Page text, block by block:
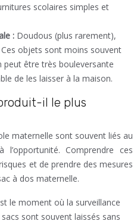
scolaires simples et
: Doudous (plus rarement),
objets sont moins souvent
peut être très bouleversante
de les laisser à la maison.
il le plus
maternelle sont souvent liés au
Comprendre ces
et de prendre des mesures
à dos maternelle.
le moment où la surveillance
sont souvent laissés sans